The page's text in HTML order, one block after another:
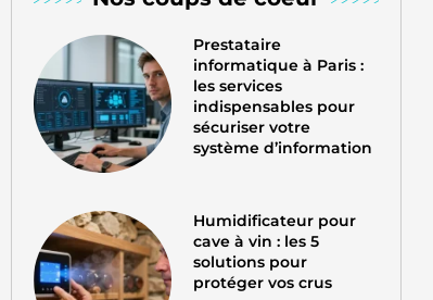
Prestataire
informatique à Paris :
les services
indispensables pour
sécuriser votre
système d’information
Humidificateur pour
cave à vin : les 5
solutions pour
protéger vos crus